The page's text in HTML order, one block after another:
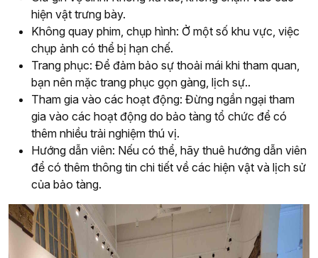
hiện vật trưng bày.
Không quay phim, chụp hình: Ở một số khu vực, việc
chụp ảnh có thể bị hạn chế.
Trang phục: Để đảm bảo sự thoải mái khi tham quan,
bạn nên mặc trang phục gọn gàng, lịch sự..
Tham gia vào các hoạt động: Đừng ngần ngại tham
gia vào các hoạt động do bảo tàng tổ chức để có
thêm nhiều trải nghiệm thú vị.
Hướng dẫn viên: Nếu có thể, hãy thuê hướng dẫn viên
để có thêm thông tin chi tiết về các hiện vật và lịch sử
của bảo tàng.